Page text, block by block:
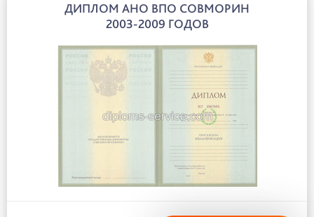
ДИПЛОМ АНО ВПО СОВМОРИН
2003-2009 ГОДОВ